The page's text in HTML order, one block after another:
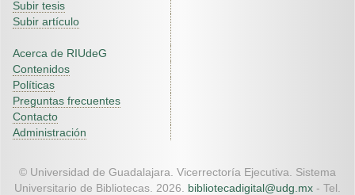
Subir tesis
Subir artículo
Acerca de RIUdeG
Contenidos
Políticas
Preguntas frecuentes
Contacto
Administración
© Universidad de Guadalajara. Vicerrectoría Ejecutiva. Sistema
Universitario de Bibliotecas. 2026. bibliotecadigital@udg.mx - Tel.